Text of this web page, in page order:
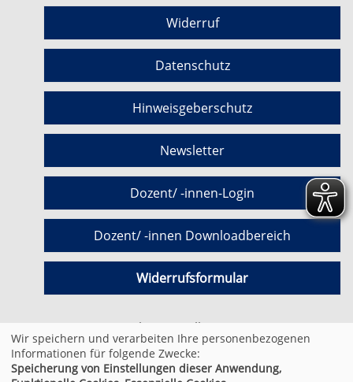
Widerruf
Datenschutz
Hinweisgeberschutz
Newsletter
Dozent/ -innen-Login
Dozent/ -innen Downloadbereich
Widerrufsformular
Cookie Einstellungen
© 2026 Kufer Software GmbH
Wir speichern und verarbeiten Ihre personenbezogenen
Informationen für folgende Zwecke:
Speicherung von Einstellungen dieser Anwendung,